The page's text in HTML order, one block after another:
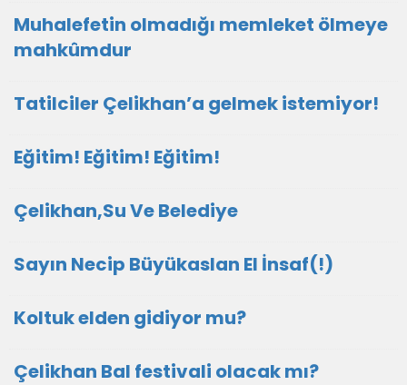
Muhalefetin olmadığı memleket ölmeye
mahkûmdur
Tatilciler Çelikhan’a gelmek istemiyor!
Eğitim! Eğitim! Eğitim!
Çelikhan,Su Ve Belediye
Sayın Necip Büyükaslan El İnsaf(!)
Koltuk elden gidiyor mu?
Çelikhan Bal festivali olacak mı?